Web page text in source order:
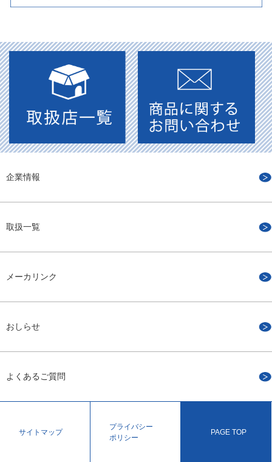
企業情報
取扱一覧
メーカリンク
おしらせ
よくあるご質問
サイトマップ
プライバシー
ポリシー
PAGE TOP